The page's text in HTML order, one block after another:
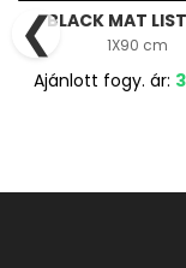
BLACK MAT
1X90 cm
Ajánlott fogy. ár:
❮